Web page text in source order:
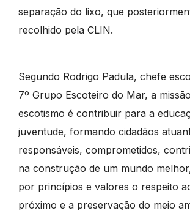
separação do lixo, que
recolhido pela CLIN.
Segundo Rodrigo Padula, chefe
7º Grupo Escoteiro do Mar, a
escotismo é contribuir para a
juventude, formando cidadãos
responsáveis, comprometidos,
na construção de um mundo
por princípios e valores o respeito
próximo e a preservação do meio